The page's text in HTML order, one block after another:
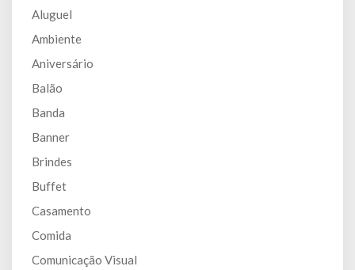
Aluguel
Ambiente
Aniversário
Balão
Banda
Banner
Brindes
Buffet
Casamento
Comida
Comunicação Visual